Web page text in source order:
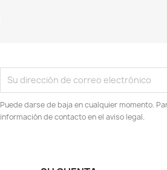
Puede darse de baja en cualquier momento.
información de contacto en el aviso legal.